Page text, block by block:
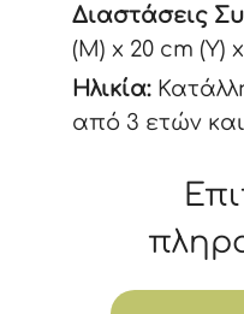
Διαστάσεις
(Μ) x 20 cm (Υ)
Ηλικία:
από 3 ετών